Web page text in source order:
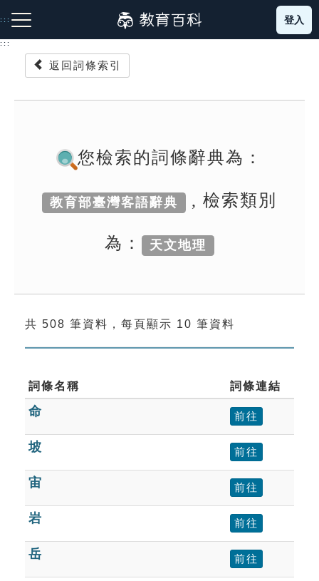
到
主
:::
成語故事
索引選單
單字索引
生命大百科索引
遊戲專區
教學應用
貓頭鷹博士
登入
:::
返回詞條索引
您檢索的詞條辭典為：
教育部臺灣客語辭典 , 檢索類別
為： 天文地理
共 508 筆資料，每頁顯示 10 筆資料
詞條名稱 詞條連結
命 前往
坡 前往
宙 前往
岩 前往
岳 前往